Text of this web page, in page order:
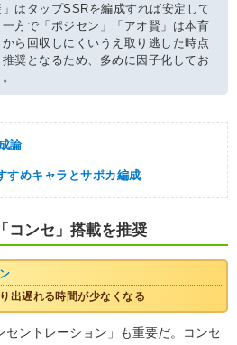
」はタップSSRを編成すれば安定して
方で「ポジセン」「アオ賢」は本育
ら回収しにくいうえ取り逃した時点
奨となるため、多めに因子化してお
論
すめキャラとサポカ編成
コンセ」搭載を推奨
出遅れる時間が少なくなる
ントレーション」も重要だ。コンセ